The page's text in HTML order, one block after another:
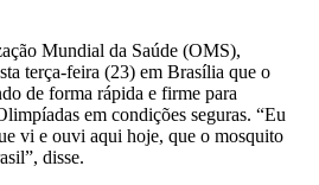
Mundial da Saúde (OMS),
terça-feira (23) em Brasília que o
de forma rápida e firme para
em condições seguras. “Eu
vi e ouvi aqui hoje, que o mosquito
disse.